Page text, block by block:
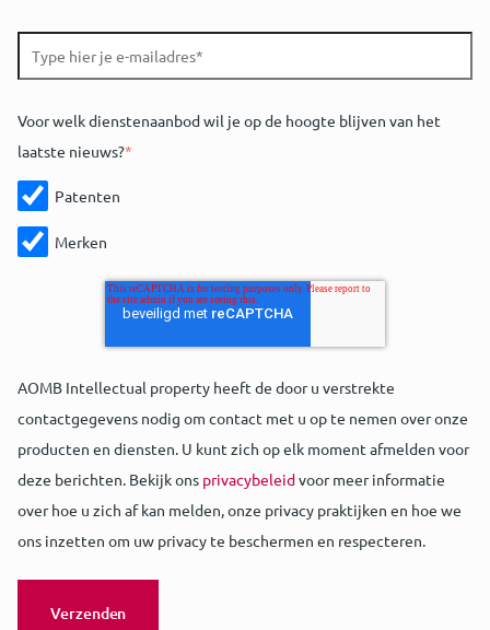
Voor welk dienstenaanbod wil je op de hoogte blijven van het
laatste nieuws?*
Patenten
Merken
AOMB Intellectual property heeft de door u verstrekte
contactgegevens nodig om contact met u op te nemen over onze
producten en diensten. U kunt zich op elk moment afmelden voor
deze berichten. Bekijk ons privacybeleidvoor meer informatie
over hoe u zich af kan melden, onze privacy praktijken en hoe we
ons inzetten om uw privacy te beschermen en respecteren.